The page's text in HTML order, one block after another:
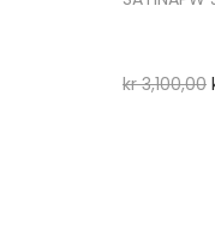
kr3,100,00